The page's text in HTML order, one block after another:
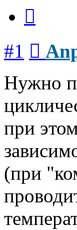
#1
Нужно
при
(при